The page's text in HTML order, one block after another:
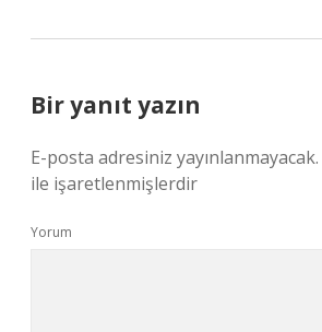
Bir yanıt yazın
E-posta adresiniz yayınlanmayacak.
ile işaretlenmişlerdir
Yorum